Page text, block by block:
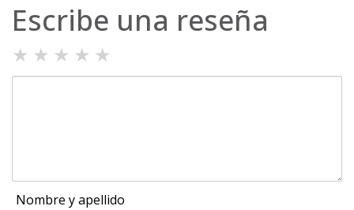
Escribe una reseña
★ ★ ★ ★ ★
Nombre y apellido